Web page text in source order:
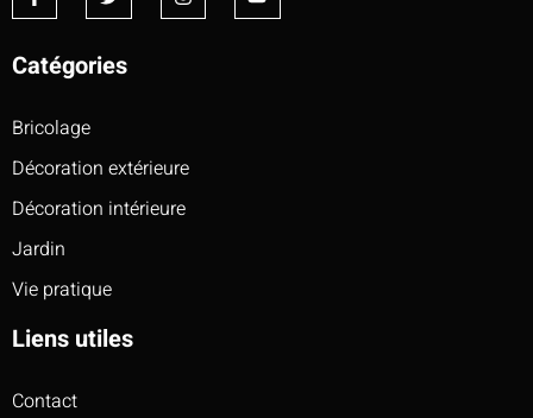
Catégories
Bricolage
Décoration extérieure
Décoration intérieure
Jardin
Vie pratique
Liens utiles
Contact